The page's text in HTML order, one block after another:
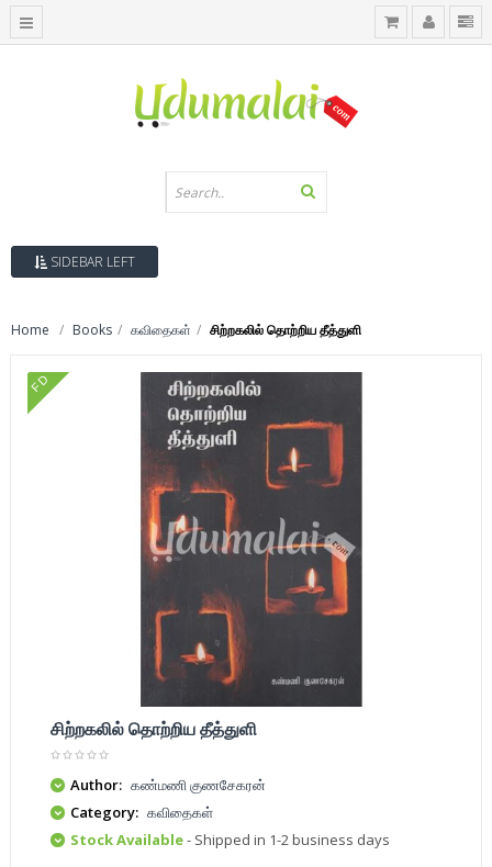
SIDEBAR LEFT
Home Books கவிதைகள் சிற்றகலில் தொற்றிய தீத்துளி
FD
சிற்றகலில் தொற்றிய தீத்துளி
Author: கண்மணி குணசேகரன்
Category: கவிதைகள்
Stock Available- Shipped in 1-2 business days